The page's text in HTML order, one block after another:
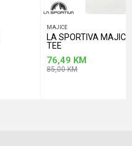
MAJICE
LA SPORTIVA
TEE
76,49 KM
85,00KM